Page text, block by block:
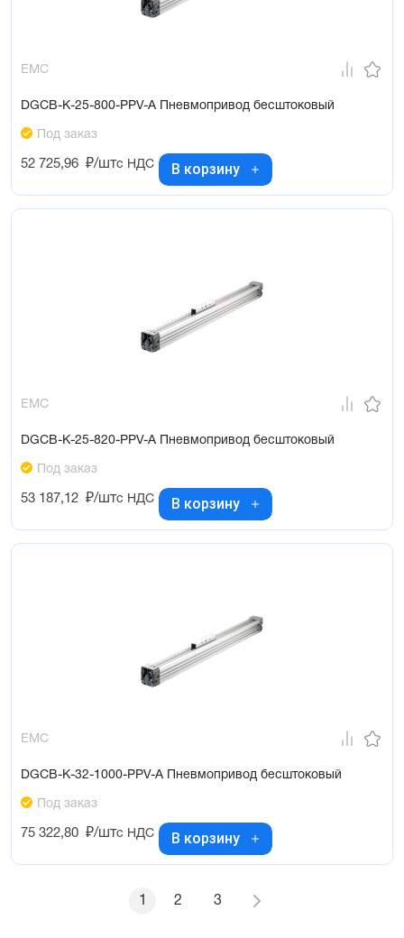
EMC
DGCB-K-25-800-PPV-A Пневмопривод бесштоковый
Под заказ
52 725,96 ₽/штс НДС В корзину
EMC
DGCB-K-25-820-PPV-A Пневмопривод бесштоковый
Под заказ
53 187,12 ₽/штс НДС В корзину
EMC
DGCB-K-32-1000-PPV-A Пневмопривод бесштоковый
Под заказ
75 322,80 ₽/штс НДС В корзину
1 2 3